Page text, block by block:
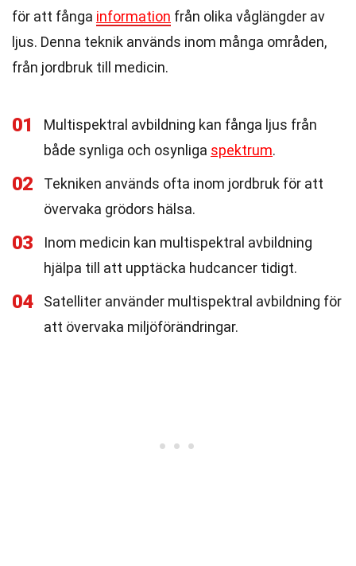
för att fånga information från olika våglängder av
ljus. Denna teknik används inom många områden,
från jordbruk till medicin.
01
Multispektral avbildning kan fånga ljus från
både synliga och osynliga spektrum.
02
Tekniken används ofta inom jordbruk för att
övervaka grödors hälsa.
03
Inom medicin kan multispektral avbildning
hjälpa till att upptäcka hudcancer tidigt.
04
Satelliter använder multispektral avbildning för
att övervaka miljöförändringar.